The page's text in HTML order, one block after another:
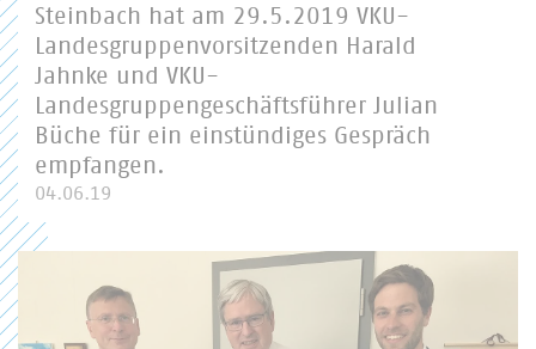
Steinbach hat am 29.5.2019 VKU-
Landesgruppenvorsitzenden Harald
Jahnke und VKU-
Landesgruppengeschäftsführer Julian
Büche für ein einstündiges Gespräch
empfangen.
04.06.19